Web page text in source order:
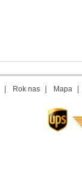
Rok nas Mapa